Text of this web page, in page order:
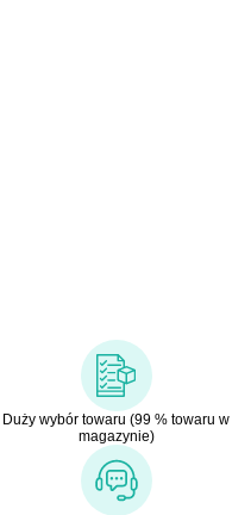
Duży wybór towaru (99 % towaru w
magazynie)